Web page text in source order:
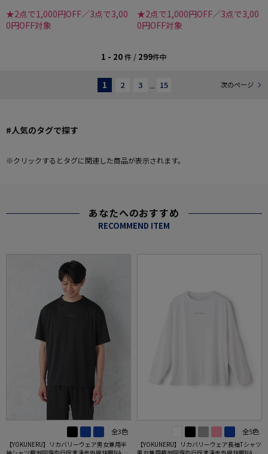
★2点で1,000円OFF／3点で3,00
0円OFF対象
★2点で1,000円OFF／3点で3,00
0円OFF対象
1 - 20件 / 299件中
1 2 3 ... 15 次のページ
#人気のタグで探す
※クリックするとタグに関連した商品が表示されます。
あなたへのおすすめ
RECOMMEND ITEM
全3色
【YOKUNERU】リカバリーウェア男女兼用半
全5色
【YOKUNERU】リカバリーウェア長袖Tシャツ